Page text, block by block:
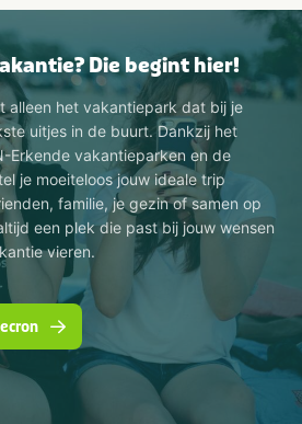
Die begint hier!
alleen het vakantiepark dat bij je
uitjes in de buurt. Dankzij het
Erkende vakantieparken en de
je moeiteloos jouw ideale trip
familie, je gezin of samen op
een plek die past bij jouw wensen
vieren.